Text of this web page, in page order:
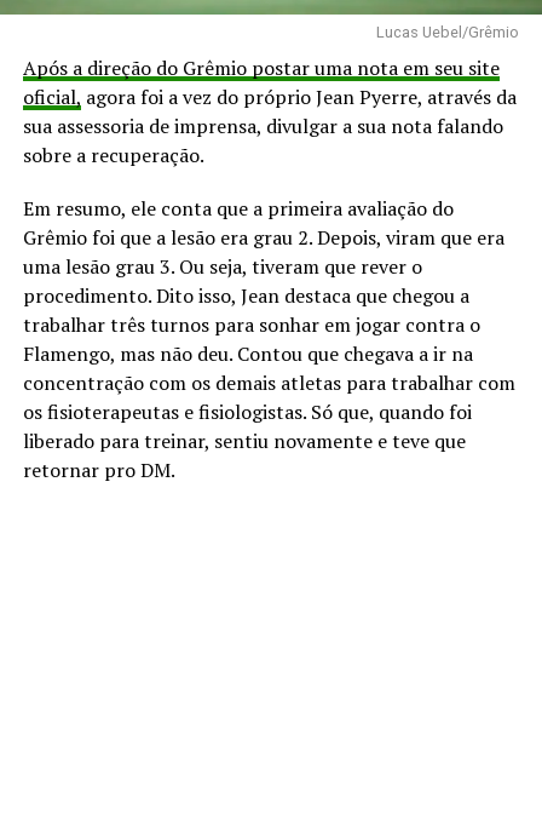
Lucas Uebel/Grêmio
Após a direção do Grêmio postar uma nota em seu site
oficial, agora foi a vez do próprio Jean Pyerre, através da
sua assessoria de imprensa, divulgar a sua nota falando
sobre a recuperação.
Em resumo, ele conta que a primeira avaliação do
Grêmio foi que a lesão era grau 2. Depois, viram que era
uma lesão grau 3. Ou seja, tiveram que rever o
procedimento. Dito isso, Jean destaca que chegou a
trabalhar três turnos para sonhar em jogar contra o
Flamengo, mas não deu. Contou que chegava a ir na
concentração com os demais atletas para trabalhar com
os fisioterapeutas e fisiologistas. Só que, quando foi
liberado para treinar, sentiu novamente e teve que
retornar pro DM.